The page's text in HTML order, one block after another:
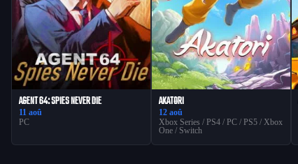
AGENT 64: SPIES NEVER DIE
11 aoû
PC
AKATORI
12 aoû
Xbox Series / PS4 / PC / PS5 / Xbox
One / Switch